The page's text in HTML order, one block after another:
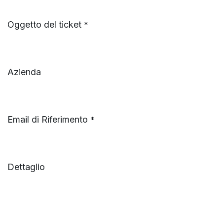
Oggetto del ticket *
Azienda
Email di Riferimento *
Dettaglio